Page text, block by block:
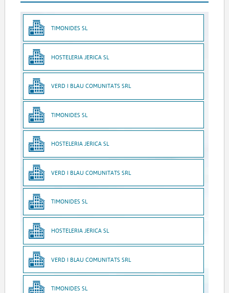
TIMONIDES SL
HOSTELERIA JERICA SL
VERD I BLAU COMUNITATS SRL
TIMONIDES SL
HOSTELERIA JERICA SL
VERD I BLAU COMUNITATS SRL
TIMONIDES SL
HOSTELERIA JERICA SL
VERD I BLAU COMUNITATS SRL
TIMONIDES SL